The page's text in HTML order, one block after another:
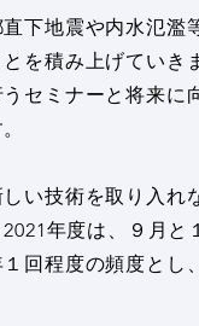
下地震や内水氾濫
を積み上げていき
セミナーと将来に
い技術を取り入れ
年度は、９月と
回程度の頻度とし